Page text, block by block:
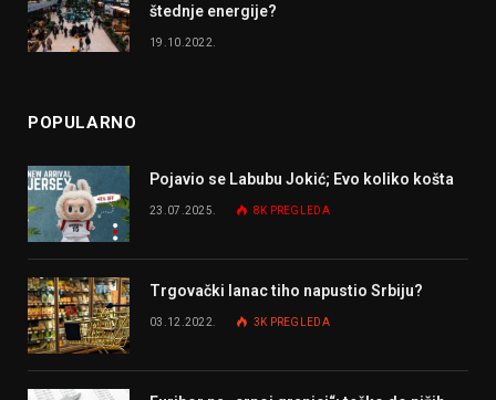
štednje energije?
19.10.2022.
POPULARNO
Pojavio se Labubu Jokić; Evo koliko košta
23.07.2025. 8K PREGLEDA
Trgovački lanac tiho napustio Srbiju?
03.12.2022. 3K PREGLEDA